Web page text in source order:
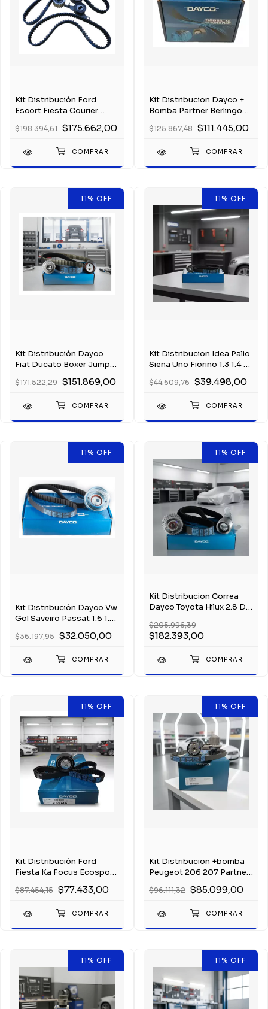
Kit Distribución Ford
Escort Fiesta Courier
$198.394,61 $175.662,00
Kit Distribucion Dayco +
Bomba Partner Berlingo
$125.867,48 $111.445,00
11% OFF
Kit Distribución Dayco
Fiat Ducato Boxer Jumper
$171.522,29 $151.869,00
11% OFF
Kit Distribucion Idea Palio
Siena Uno Fiorino 1.3 1.4 8
$44.609,76 $39.498,00
11% OFF
Kit Distribución Dayco Vw
Gol Saveiro Passat 1.6 1.8
$36.197,95 $32.050,00
11% OFF
Kit Distribucion Correa
Dayco Toyota Hilux 2.8 D
$205.996,39
$182.393,00
11% OFF
Kit Distribución Ford
Fiesta Ka Focus Ecosport
$87.454,15 $77.433,00
11% OFF
Kit Distribucion +bomba
Peugeot 206 207 Partner
$96.111,32 $85.099,00
11% OFF 11% OFF